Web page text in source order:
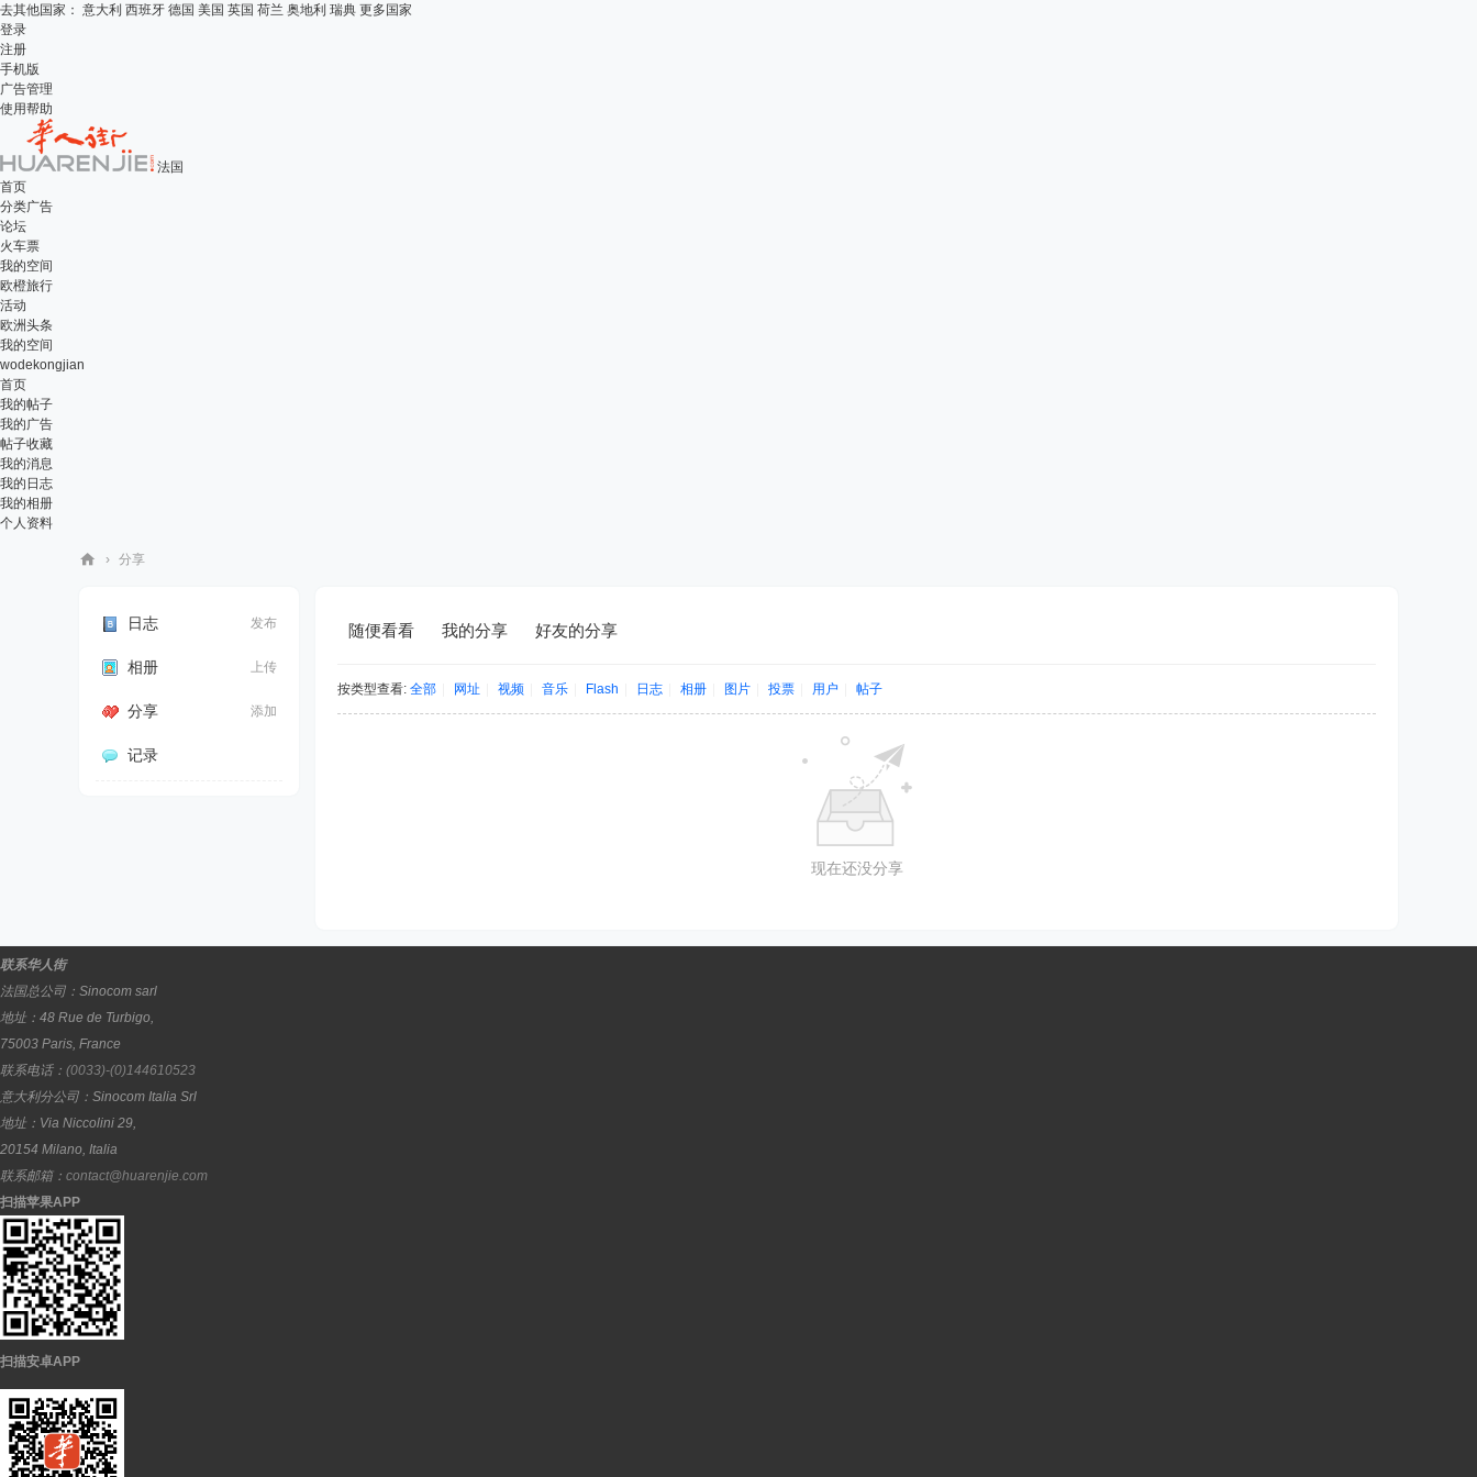
去其他国家： 意大利 西班牙 德国 美国 英国 荷兰 奥地利 瑞典 更多国家
登录
注册
手机版
广告管理
使用帮助
法国
首页
分类广告
论坛
火车票
我的空间
欧橙旅行
活动
欧洲头条
我的空间
wodekongjian
首页
我的帖子
我的广告
帖子收藏
我的消息
我的日志
我的相册
个人资料
› 分享
发布
日志
上传
相册
添加
分享
记录
随便看看 我的分享 好友的分享
按类型查看: 全部 网址 视频 音乐 Flash 日志 相册 图片 投票 用户 帖子
现在还没分享
联系华人街
法国总公司： Sinocom sarl
地址： 48 Rue de Turbigo,
75003 Paris, France
联系电话： (0033)-(0)144610523
意大利分公司： Sinocom Italia Srl
地址： Via Niccolini 29,
20154 Milano, Italia
联系邮箱： contact@huarenjie.com
扫描苹果APP
扫描安卓APP